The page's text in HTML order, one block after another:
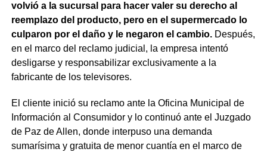
volvió a la sucursal para hacer valer su derecho al
reemplazo del producto, pero en el supermercado lo
culparon por el daño y le negaron el cambio. Después,
en el marco del reclamo judicial, la empresa intentó
desligarse y responsabilizar exclusivamente a la
fabricante de los televisores.
El cliente inició su reclamo ante la Oficina Municipal de
Información al Consumidor y lo continuó ante el Juzgado
de Paz de Allen, donde interpuso una demanda
sumarísima y gratuita de menor cuantía en el marco de